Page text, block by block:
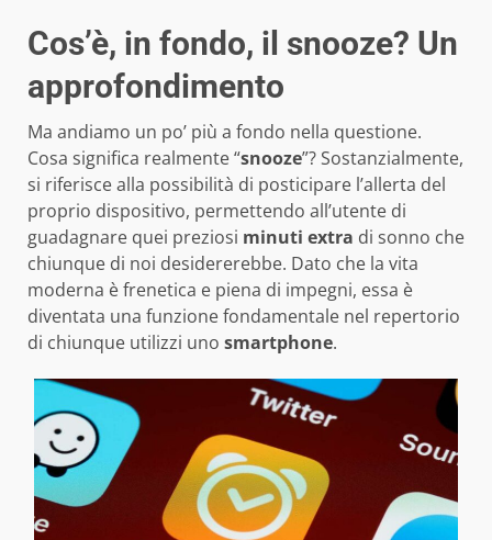
Cos’è, in fondo, il snooze? Un
approfondimento
Ma andiamo un po’ più a fondo nella questione.
Cosa significa realmente “snooze”? Sostanzialmente,
si riferisce alla possibilità di posticipare l’allerta del
proprio dispositivo, permettendo all’utente di
guadagnare quei preziosi minuti extra di sonno che
chiunque di noi desidererebbe. Dato che la vita
moderna è frenetica e piena di impegni, essa è
diventata una funzione fondamentale nel repertorio
di chiunque utilizzi uno smartphone.